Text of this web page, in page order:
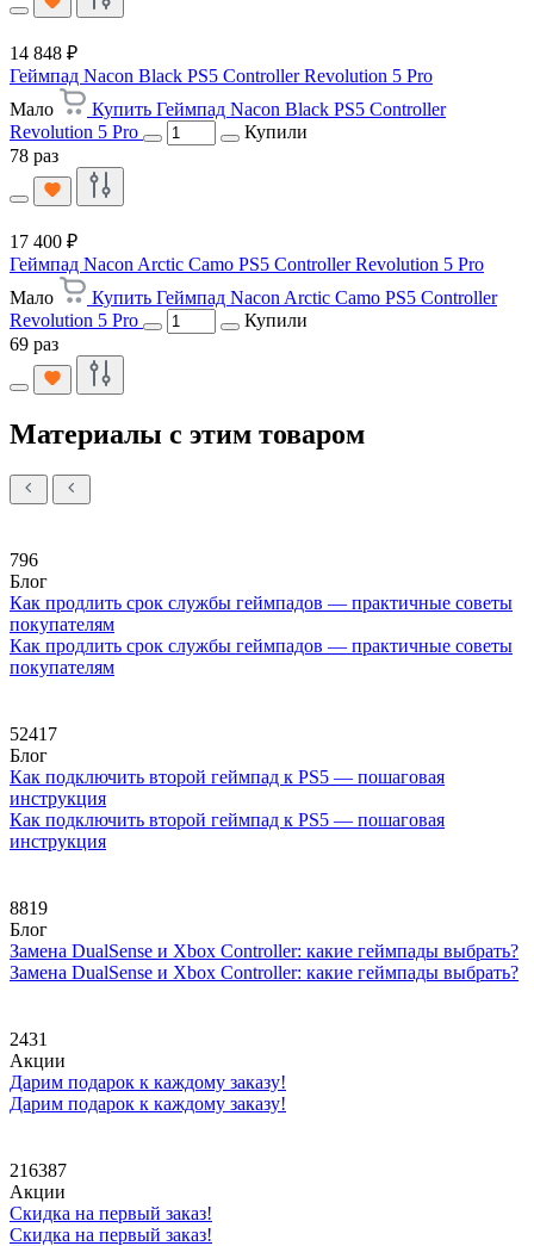
14 848 ₽
Геймпад Nacon Black PS5 Controller Revolution 5 Pro
Мало
Купить Геймпад Nacon Black PS5 Controller
Revolution 5 Pro
Купили
78 раз
17 400 ₽
Геймпад Nacon Arctic Camo PS5 Controller Revolution 5 Pro
Мало
Купить Геймпад Nacon Arctic Camo PS5 Controller
Revolution 5 Pro
Купили
69 раз
Материалы с этим товаром
796
Блог
Как продлить срок службы геймпадов — практичные советы
покупателям
Как продлить срок службы геймпадов — практичные советы
покупателям
52417
Блог
Как подключить второй геймпад к PS5 — пошаговая
инструкция
Как подключить второй геймпад к PS5 — пошаговая
инструкция
8819
Блог
Замена DualSense и Xbox Controller: какие геймпады выбрать?
Замена DualSense и Xbox Controller: какие геймпады выбрать?
2431
Акции
Дарим подарок к каждому заказу!
Дарим подарок к каждому заказу!
216387
Акции
Скидка на первый заказ!
Скидка на первый заказ!